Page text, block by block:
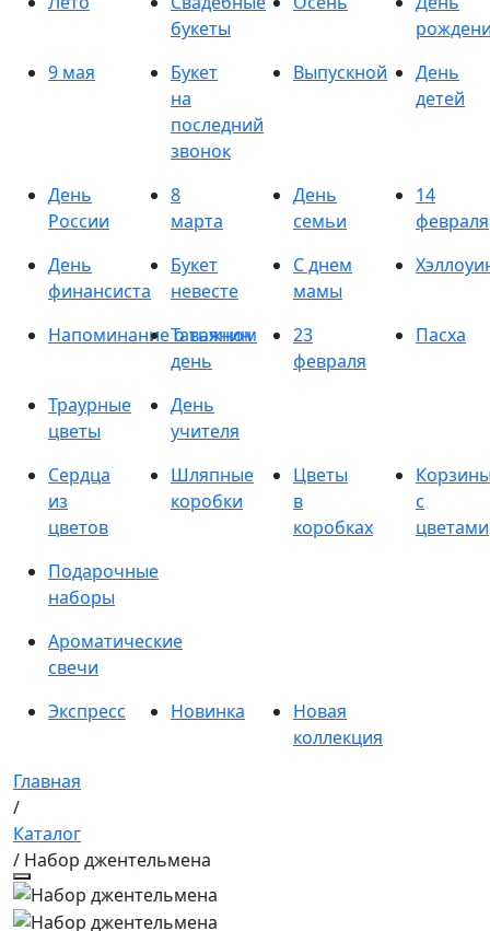
букеты
9 мая
Букет
на
последний
звонок
Выпускной
День
детей
День
России
8
марта
День
семьи
14
февраля
День
финансиста
Букет
невесте
С днем
мамы
Напоминание о важном
Татьянин
день
23
февраля
Пасха
Траурные
цветы
День
учителя
Сердца
из
цветов
Шляпные
коробки
Цветы
в
коробках
с
цветами
Подарочные
наборы
Ароматические
свечи
Экспресс
Новинка
Новая
коллекция
Главная
/
Каталог
/ Набор джентельмена